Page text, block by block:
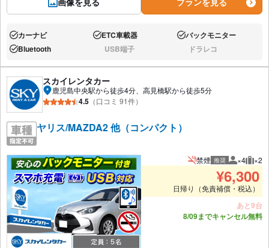
あり:カーナビ あり:ETC車載器 あり:バックモニター
あり:Bluetooth なし:USB端子 なし:ドラレコ
スカイレンタカー
鹿児島中央駅から徒歩4分、高見橋駅から徒歩5分
4.5 （口コミ 91件）
ヤリス/MAZDA2 他（コンパクト）
禁煙 推奨 推奨人数
×4 推
×2
¥6,300
日帰り（免責補償・税込）
あと9台
8/09までキャンセル無料